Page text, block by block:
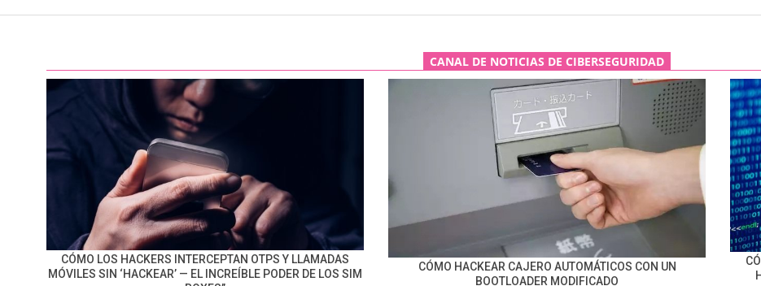
CANAL DE NOTICIAS DE CIBERSEGURIDAD
CÓMO LOS HACKERS INTERCEPTAN OTPS Y LLAMADAS
MÓVILES SIN ‘HACKEAR’ — EL INCREÍBLE PODER DE LOS SIM
CÓMO HACKEAR CAJERO AUTOMÁTICOS CON UN
BOOTLOADER MODIFICADO